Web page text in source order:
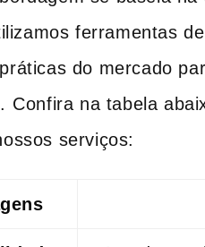
ferramentas
do mercado
Confira na tabela
serviços: